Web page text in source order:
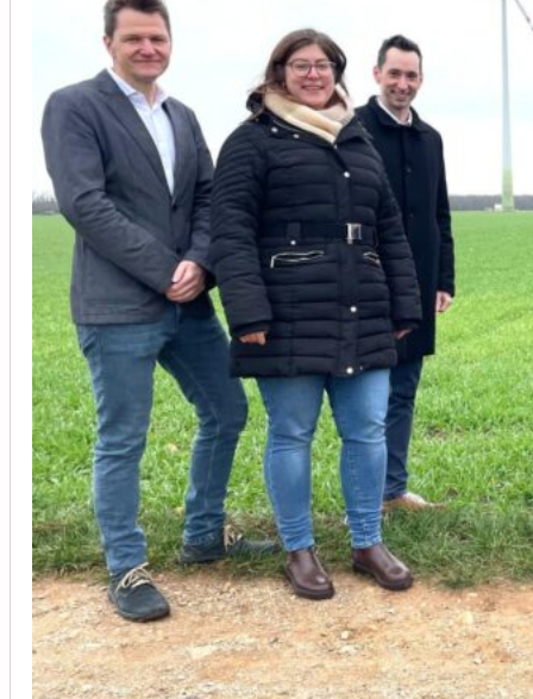
Unsere Kunden vertrauen auf unsere langjährige Erfahrung und
Christoph Windisch
aus unseren Google-Bewertungen
Vom Anbot bis zur Fertigstellung alles rasch und
(Umbau) wurde besprochen und problemlos gelöst.
Johanna Koe
aus unseren Google-Bewertungen
Sehr freundlich! Hat alles super geklappt!
Simon Bilek